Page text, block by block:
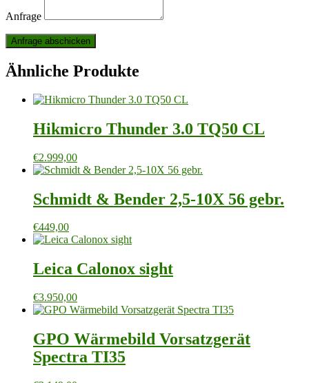
Anfrage
Ähnliche Produkte
Hikmicro Thunder 3.0 TQ50 CL
€2.999,00
Schmidt & Bender 2,5-10X 56 gebr.
€449,00
Leica Calonox sight
€3.950,00
GPO Wärmebild Vorsatzgerät
Spectra TI35